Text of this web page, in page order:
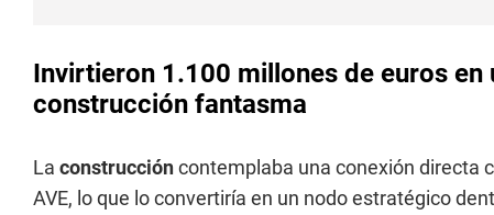
Invirtieron 1.100 millones de euros
construcción fantasma
La construccióncontemplaba una conexión directa
AVE, lo que lo convertiría en un nodo estratégico